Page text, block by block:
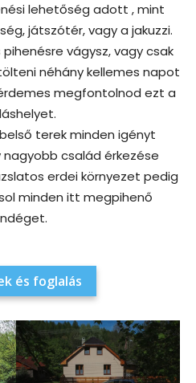
lehetőség adott , mint
játszótér, vagy a jakuzzi.
vágysz, vagy csak
néhány kellemes napot
megfontolnod ezt a
terek minden igényt
nagyobb család érkezése
erdei környezet pedig
minden itt megpihenő
és foglalás